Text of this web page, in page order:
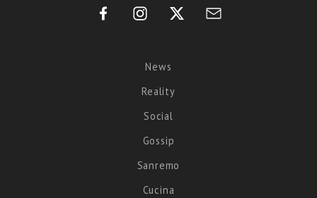
News
Reality
Social
Gossip
Sanremo
Cucina